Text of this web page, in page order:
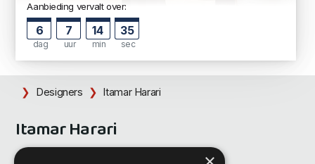
Aanbieding vervalt over:
6
dag
7
uur
14
min
35
sec
Designers Itamar Harari
Itamar Harari